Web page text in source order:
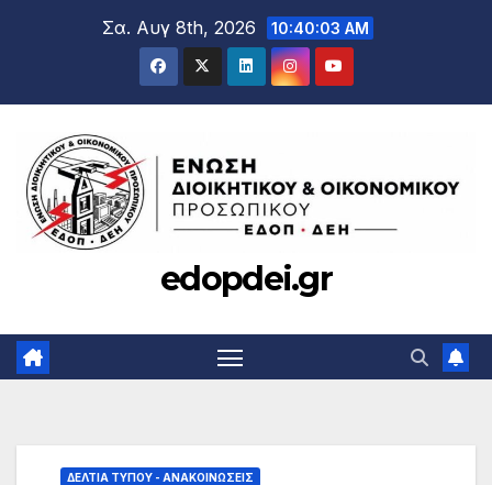
Σα. Αυγ 8th, 2026 10:40:04 AM
edopdei.gr
ΔΕΛΤΊΑ ΤΎΠΟΥ - ΑΝΑΚΟΙΝΏΣΕΙΣ